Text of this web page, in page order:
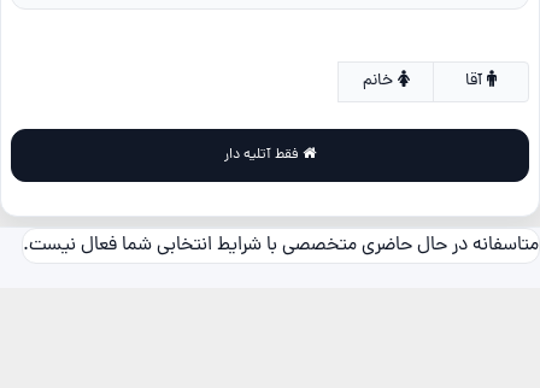
خانم
متاسفانه در حال حاضری متخصصی با شرایط انتخابی شما فعال نیست.